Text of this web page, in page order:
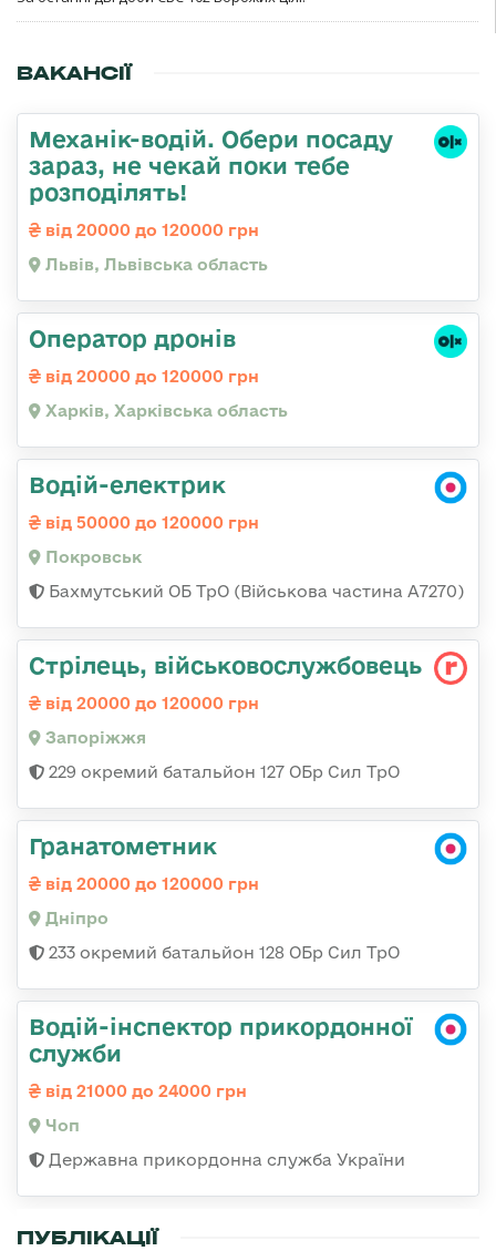
ВАКАНСІЇ
Механік-водій. Обери посаду
зараз, не чекай поки тебе
розподілять!
від 20000 до 120000 грн
Львів, Львівська область
Оператор дронів
від 20000 до 120000 грн
Харків, Харківська область
Водій-електрик
від 50000 до 120000 грн
Покровськ
Бахмутський ОБ ТрО (Військова частина А7270)
Стрілець, військовослужбовець
від 20000 до 120000 грн
Запоріжжя
229 окремий батальйон 127 ОБр Сил ТрО
Гранатометник
від 20000 до 120000 грн
Дніпро
233 окремий батальйон 128 ОБр Сил ТрО
Водій-інспектор прикордонної
служби
від 21000 до 24000 грн
Чоп
Державна прикордонна служба України
ПУБЛІКАЦІЇ